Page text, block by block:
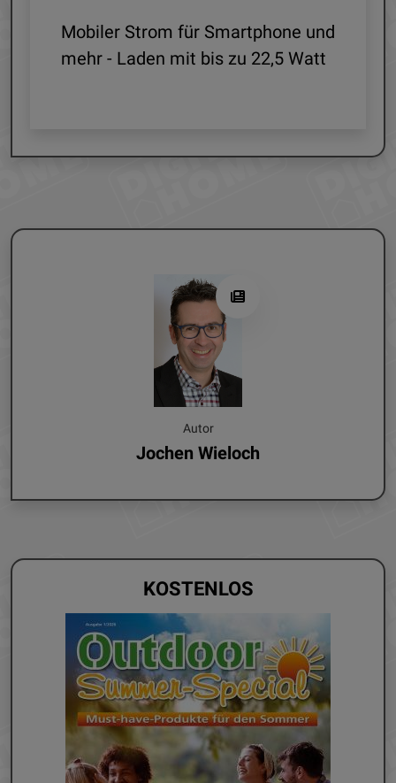
Mobiler Strom für Smartphone und
mehr - Laden mit bis zu 22,5 Watt
Autor
Jochen Wieloch
KOSTENLOS